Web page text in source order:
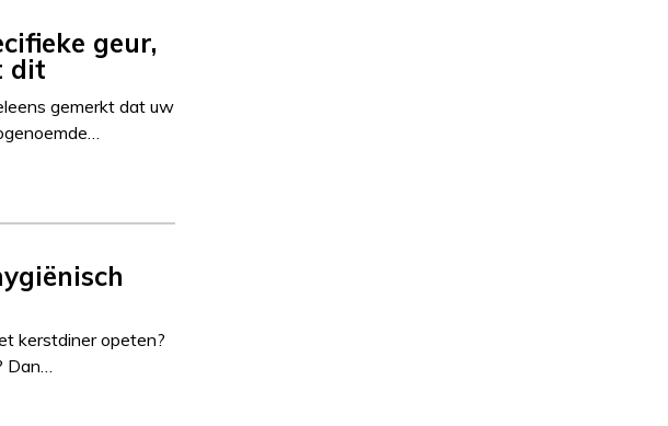
geur,
dit
gemerkt dat uw
kerstdiner opeten?